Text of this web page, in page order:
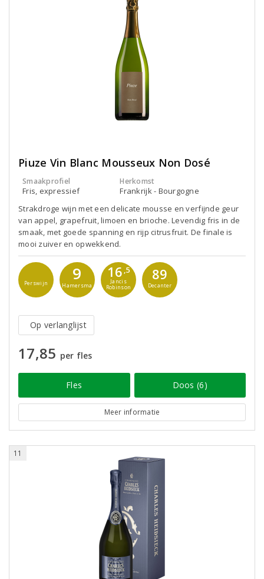
Piuze Vin Blanc Mousseux Non Dosé
Smaakprofiel
Fris, expressief
Herkomst
Frankrijk - Bourgogne
Strakdroge wijn met een delicate mousse en verfijnde geur
van appel, grapefruit, limoen en brioche. Levendig fris in de
smaak, met goede spanning en rijp citrusfruit. De finale is
mooi zuiver en opwekkend.
Perswijn 9
Hamersma
16 ,5
Jancis
Robinson
89
Decanter
Op verlanglijst
17,85 per fles
Fles Doos (6)
Meer informatie
11